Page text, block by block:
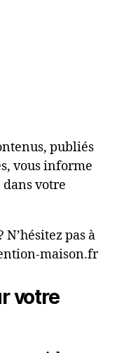
publiés
vous informe
votre
pas à
maison.fr
votre